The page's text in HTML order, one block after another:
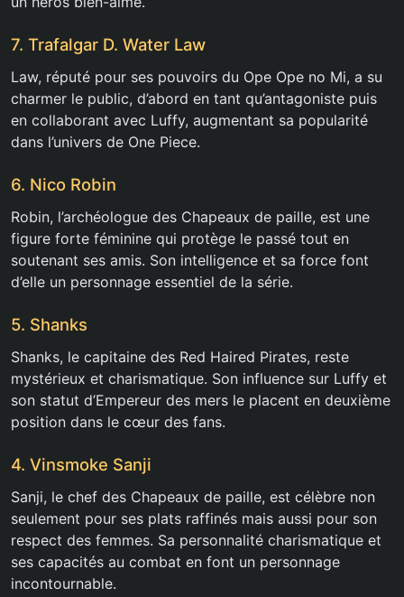
7. Trafalgar D. Water Law
Law, réputé pour ses pouvoirs du Ope Ope no Mi, a su
charmer le public, d’abord en tant qu’antagoniste puis
en collaborant avec Luffy, augmentant sa popularité
dans l’univers de One Piece.
6. Nico Robin
Robin, l’archéologue des Chapeaux de paille, est une
figure forte féminine qui protège le passé tout en
soutenant ses amis. Son intelligence et sa force font
d’elle un personnage essentiel de la série.
5. Shanks
Shanks, le capitaine des Red Haired Pirates, reste
mystérieux et charismatique. Son influence sur Luffy et
son statut d’Empereur des mers le placent en deuxième
position dans le cœur des fans.
4. Vinsmoke Sanji
Sanji, le chef des Chapeaux de paille, est célèbre non
seulement pour ses plats raffinés mais aussi pour son
respect des femmes. Sa personnalité charismatique et
ses capacités au combat en font un personnage
incontournable.